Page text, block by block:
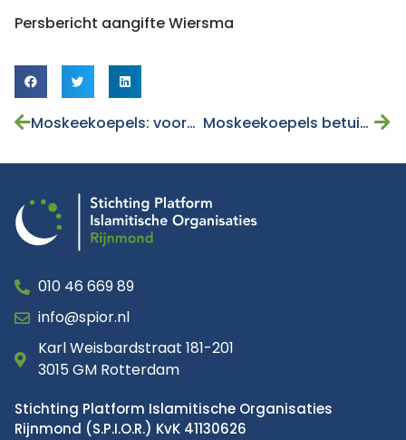
Persbericht aangifte Wiersma
Moskeekoepels: voorstel religieuze kliklijn is aanval op godsdienstvrijheid Moskeekoepels betuigen steun aan slachtoffers aardbeving Turkije
010 46 669 89
info@spior.nl
Karl Weisbardstraat 181-201
3015 GM Rotterdam
Stichting Platform Islamitische Organisaties
Rijnmond (S.P.I.O.R.) KvK 41130626